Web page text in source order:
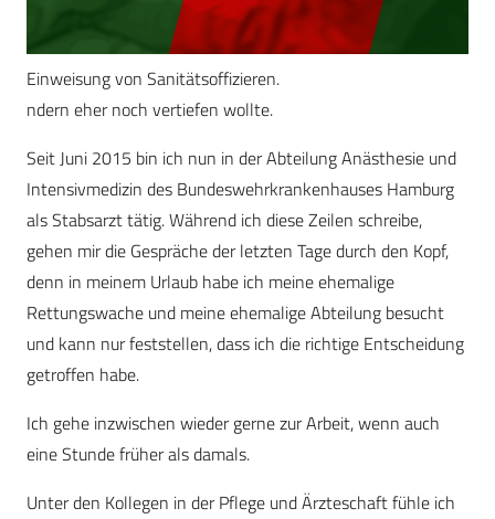
Einweisung von Sanitätsoffizieren.
ndern eher noch vertiefen wollte.
Seit Juni 2015 bin ich nun in der Abteilung Anästhesie und
Intensivmedizin des Bundeswehrkrankenhauses Hamburg
als Stabsarzt tätig. Während ich diese Zeilen schreibe,
gehen mir die Gespräche der letzten Tage durch den Kopf,
denn in meinem Urlaub habe ich meine ehemalige
Rettungswache und meine ehemalige Abteilung besucht
und kann nur feststellen, dass ich die richtige Entscheidung
getroffen habe.
Ich gehe inzwischen wieder gerne zur Arbeit, wenn auch
eine Stunde früher als damals.
Unter den Kollegen in der Pflege und Ärzteschaft fühle ich